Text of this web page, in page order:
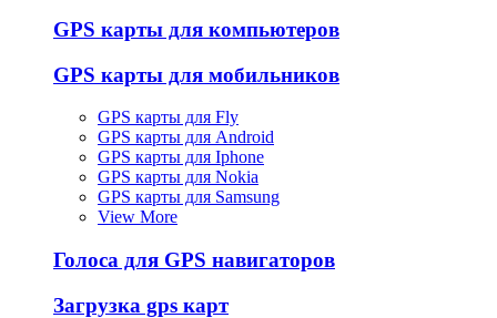
GPS карты для компьютеров
GPS карты для мобильников
GPS карты для Fly
GPS карты для Android
GPS карты для Iphone
GPS карты для Nokia
GPS карты для Samsung
View More
Голоса для GPS навигаторов
Загрузка gps карт